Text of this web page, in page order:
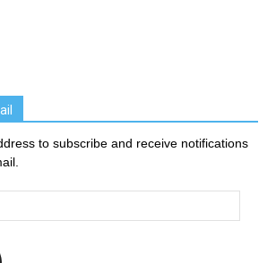
to subscribe and receive notifications